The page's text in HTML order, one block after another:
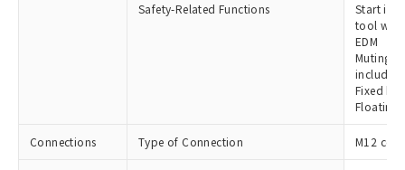
Safety-Related Functions
Start
tool
EDM
Muting
Fixed
Floating
Connections Type of Connection M12
(税抜)を提供させていただくもので
タに基づき作成されるものであり、閲
非該当品：ライセンス料など無形物で、有
*EU RoHS指令（10物質）：
鉛(Pb) 1000ppm以下、 水銀(Hg) 1000ppm以下、 カド
「○」：最大均質材料含有率が中国RoHSの
*中国RoHS10物質の基準値 (GB/T26572)：
または国外への提供する場合は、日本
記
説明